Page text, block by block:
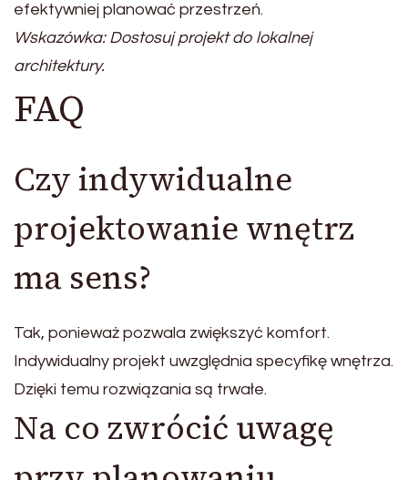
efektywniej planować przestrzeń.
Wskazówka: Dostosuj projekt do lokalnej
architektury.
FAQ
Czy indywidualne
projektowanie wnętrz
ma sens?
Tak, ponieważ pozwala zwiększyć komfort.
Indywidualny projekt uwzględnia specyfikę wnętrza.
Dzięki temu rozwiązania są trwałe.
Na co zwrócić uwagę